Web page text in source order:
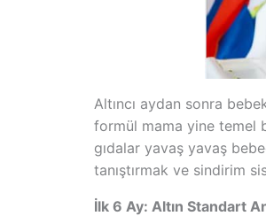
Altıncı aydan sonra
formül mama yine temel
gıdalar yavaş yavaş
tanıştırmak ve sindirim
İlk 6 Ay: Altın Standart